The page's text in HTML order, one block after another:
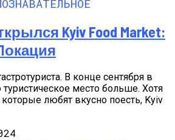
Kyiv Food Market:
В конце сентября в
место больше. Хотя
любят вкусно поесть, Kyiv